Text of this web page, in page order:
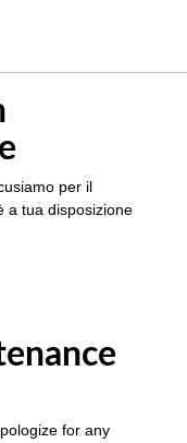
per il
a tua disposizione
for any